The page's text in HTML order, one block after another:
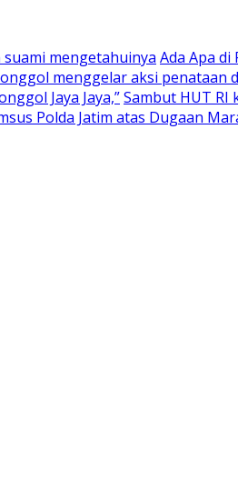
mengetahuinya Ada Apa
menggelar aksi
Jaya Jaya,”Sambut HUT RI
Polda Jatim atas Dugaan